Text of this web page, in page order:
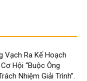
Vạch Ra Kế Hoạch
Hội “Buộc Ông
Nhiệm Giải Trình”.